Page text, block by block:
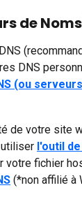
de
DNS
(ou
de votre site
l'outil
votre fichier
(*non affilié à